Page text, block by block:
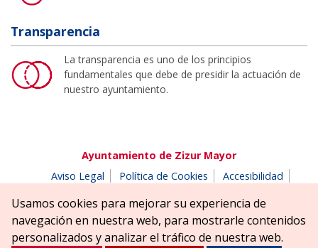
Transparencia
La transparencia es uno de los principios
fundamentales que debe de presidir la actuación de
nuestro ayuntamiento.
Ayuntamiento de Zizur Mayor
Aviso Legal
Política de Cookies
Accesibilidad
Parque Erreniega parkea, s/n | 31180 Zizur Mayor-Zizur
Nagusia (NAVARRA-NAFARROA)
Tel. 948 181900
ayuntamiento@zizurmayor.es
Usamos cookies para mejorar su experiencia de
navegación en nuestra web, para mostrarle contenidos
personalizados y analizar el tráfico de nuestra web.